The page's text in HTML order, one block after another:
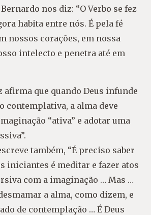
nos diz: “O Verbo se fez
habita entre nós. É pela fé
nossos corações, em nossa
intelecto e penetra até em
afirma que quando Deus infunde
contemplativa, a alma deve
“ativa” e adotar uma
também, “É preciso saber
iniciantes é meditar e fazer atos
com a imaginação … Mas …
a alma, como dizem, e
de contemplação … É Deus